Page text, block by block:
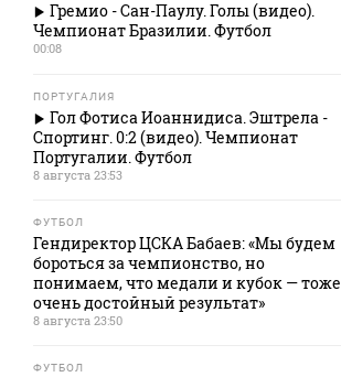
Гремио - Сан-Паулу. Голы (видео).
Чемпионат Бразилии. Футбол
00:08
ПОРТУГАЛИЯ
Гол Фотиса Иоаннидиса. Эштрела -
Спортинг. 0:2 (видео). Чемпионат
Португалии. Футбол
8 августа 23:53
ФУТБОЛ
Гендиректор ЦСКА Бабаев: «Мы будем
бороться за чемпионство, но
понимаем, что медали и кубок — тоже
очень достойный результат»
8 августа 23:50
ФУТБОЛ